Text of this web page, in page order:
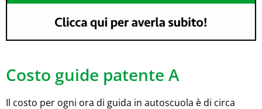
Costo guide patente A
Il costo per ogni ora di guida in autoscuola è di circa